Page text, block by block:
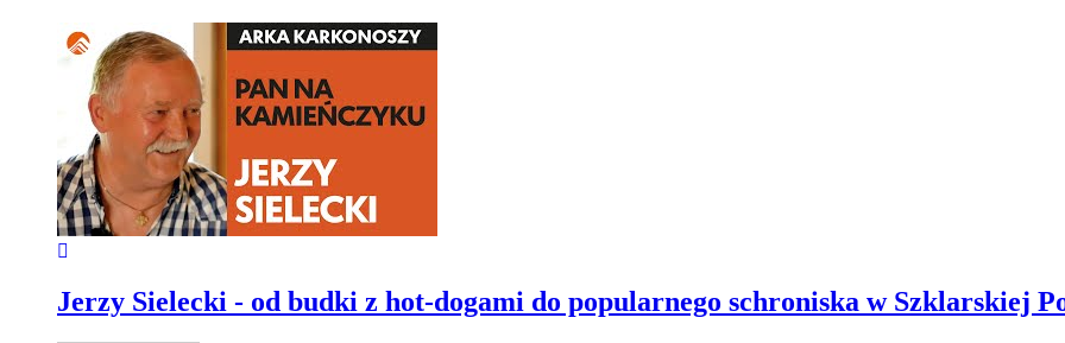
Jerzy Sielecki - od budki z hot-dogami do popularnego schroniska w Szklarskiej